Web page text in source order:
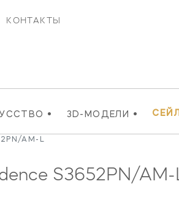
КОНТАКТЫ
• 3D-МОДЕЛИ • СЕЙЛ
AM-L
S3652PN/AM-L